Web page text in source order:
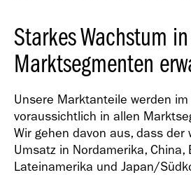
Starkes Wachstum
Marktsegmenten
Unsere Marktanteile werden
voraussichtlich in allen
Wir gehen davon aus, dass der
Umsatz in Nordamerika, China,
Lateinamerika und Japan/